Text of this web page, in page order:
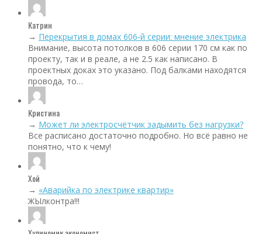
Катрин
→ Перекрытия в домах 606‑й серии: мнение электрика
Внимание, высота потолков в 606 серии 170 см как по
проекту, так и в реале, а не 2.5 как написано. В
проектных доках это указано. Под балками находятся
провода, то…
Кристина
→ Может ли электросчётчик задымить без нагрузки?
Все расписано достаточно подробно. Но всё равно не
понятно, что к чему!
Хой
→ «Аварийка по электрике квартир»
ЖЫлконтра!!!